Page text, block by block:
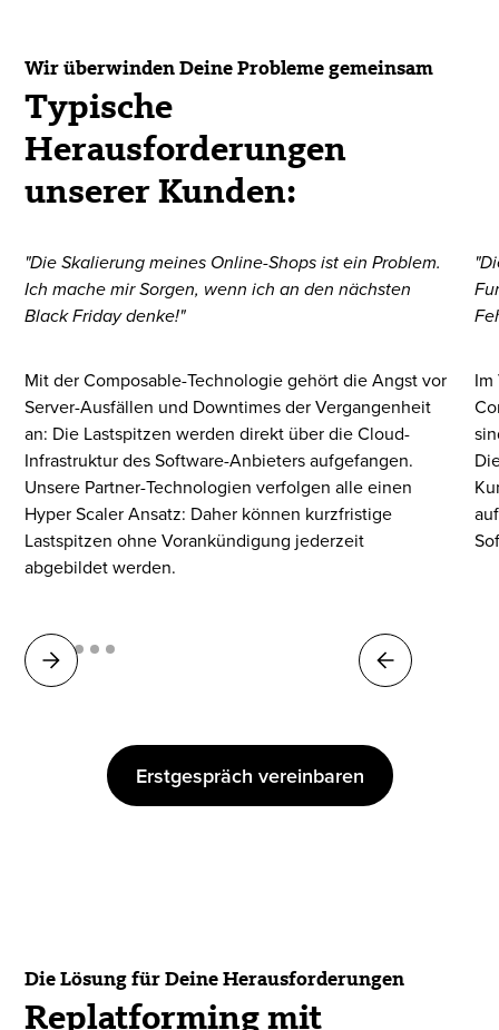
Wir überwinden Deine Probleme gemeinsam
Typische
Herausforderungen
unserer Kunden:
"Die Skalierung meines Online-Shops ist ein Problem.
Ich mache mir Sorgen, wenn ich an den nächsten
Black Friday denke!"
Mit der Composable-Technologie gehört die Angst vor
Server-Ausfällen und Downtimes der Vergangenheit
an: Die Lastspitzen werden direkt über die Cloud-
Infrastruktur des Software-Anbieters aufgefangen.
Unsere Partner-Technologien verfolgen alle einen
Hyper Scaler Ansatz: Daher können kurzfristige
Lastspitzen ohne Vorankündigung jederzeit
abgebildet werden.
Erstgespräch vereinbaren
Die Lösung für Deine Herausforderungen
Replatforming mit